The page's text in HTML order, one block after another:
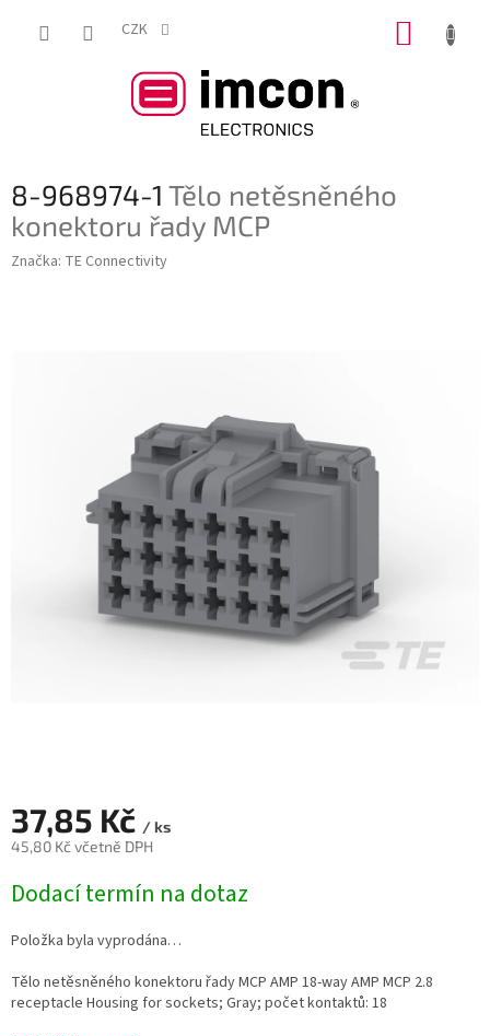
CZK
8-968974-1 Tělo netěsněného
konektoru řady MCP
Značka: TE Connectivity
37,85 Kč / ks
45,80 Kč včetně DPH
cena:
Dodací termín na dotaz
Položka byla vyprodána…
Tělo netěsněného konektoru řady MCP AMP 18-way AMP MCP 2.8
receptacle Housing for sockets; Gray; počet kontaktů: 18